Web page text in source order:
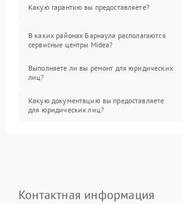
Какую гарантию вы предоставляете?
В каких районах Барнаула располагаются
сервисные центры Midea?
Выполняете ли вы ремонт для юридических
лиц?
Какую документацию вы предоставляете
для юридических лиц?
Контактная информация